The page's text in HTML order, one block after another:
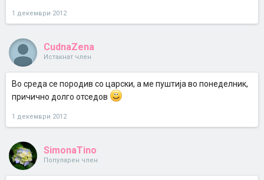
1 декември 2012
CudnaZena
Истакнат член
Во среда се породив со царски, а ме пуштија во понеделник,
причично долго отседов
1 декември 2012
SimonaTino
Популарен член